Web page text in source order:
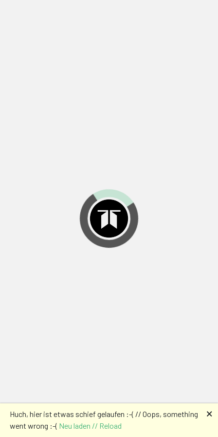
Huch, hier ist etwas schief gelaufen :-( // Oops, something
went wrong :-( Neu laden // Reload
🗙